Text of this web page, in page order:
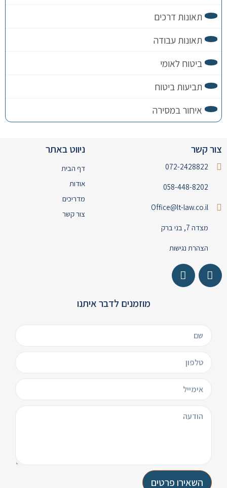
תאונות דרכים
תאונות עבודה
ביטוח לאומי
תביעות ביטוח
איחור במסירה
צור קשר
072-2428822
058-448-8202
Office@lt-law.co.il
מצדה 7, בני ברק
הצהרת נגישות
ניווט באתר
דף הבית
אודות
מדריכים
צור קשר
מוזמנים לדבר איתנו
השאירו פרטים